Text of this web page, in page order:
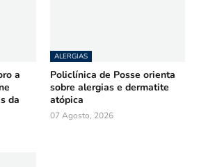
a
da
ALERGIAS
Policlínica de Posse orienta
sobre alergias e dermatite
atópica
07 Agosto, 2026